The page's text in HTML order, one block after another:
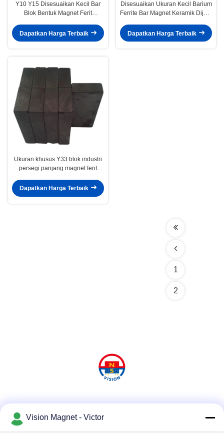
Y10 Y15 Disesuaikan Kecil Bar
Blok Bentuk Magnet Ferit
Dapatkan Harga Terbaik
Disesuaikan Ukuran Kecil Barium
Ferrite Bar Magnet Keramik Dijual
Dapatkan Harga Terbaik
Ukuran khusus Y33 blok industri
persegi panjang magnet ferit
Dapatkan Harga Terbaik
1
2
Vision Magnet - Victor